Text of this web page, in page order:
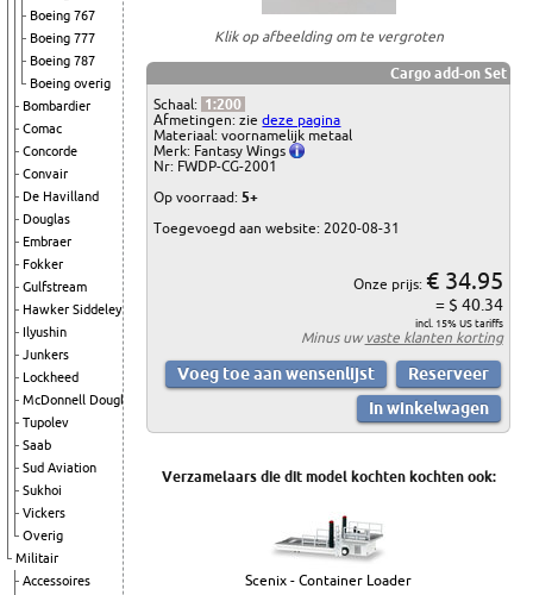
Boeing 767
Boeing 777
Boeing 787
Boeing overig
Bombardier
Comac
Concorde
Convair
De Havilland
Douglas
Embraer
Fokker
Gulfstream
Hawker Siddeley
Ilyushin
Junkers
Lockheed
McDonnell Douglas
Tupolev
Saab
Sud Aviation
Sukhoi
Vickers
Overig
Militair
Accessoires
Klik op afbeelding om te vergroten
Cargo add-on Set
Schaal: 1:200
Afmetingen: ziedeze pagina
Materiaal: voornamelijk metaal
Merk: Fantasy Wings
Nr: FWDP-CG-2001
Op voorraad:5+
Toegevoegd aan website: 2020-08-31
Onze prijs: € 34.95
= $ 40.34
incl. 15% US tariffs
Minus uwvaste klanten korting
Verzamelaars die dit model kochten kochten ook:
Scenix - Container Loader